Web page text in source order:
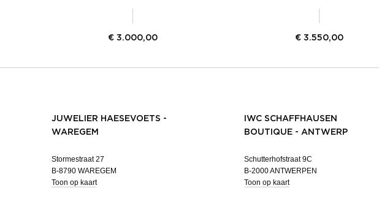
€ 3.000,00 € 3.550,00
JUWELIER HAESEVOETS -
WAREGEM
Stormestraat 27
B-8790 WAREGEM
Toon op kaart
IWC SCHAFFHAUSEN
BOUTIQUE - ANTWERP
Schutterhofstraat 9C
B-2000 ANTWERPEN
Toon op kaart